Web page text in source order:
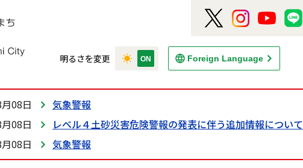
明るさを変更 Foreign Language
08日
気象警報
08日
レベル４土砂災害危険警報の発表に伴う追加情報について
08日
気象警報